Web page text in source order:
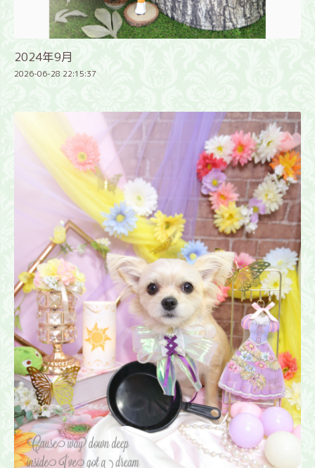
2024年9月
2026-06-28 22:15:37